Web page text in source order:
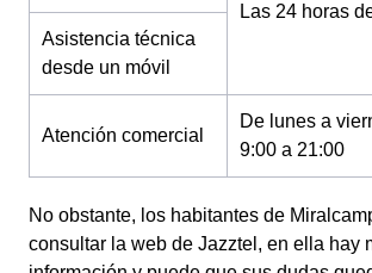
Las 24 horas
Asistencia técnica
desde un móvil
Atención comercial
De lunes a
9:00 a 21:00
No obstante, los habitantes de
consultar la web de Jazztel, en ella hay